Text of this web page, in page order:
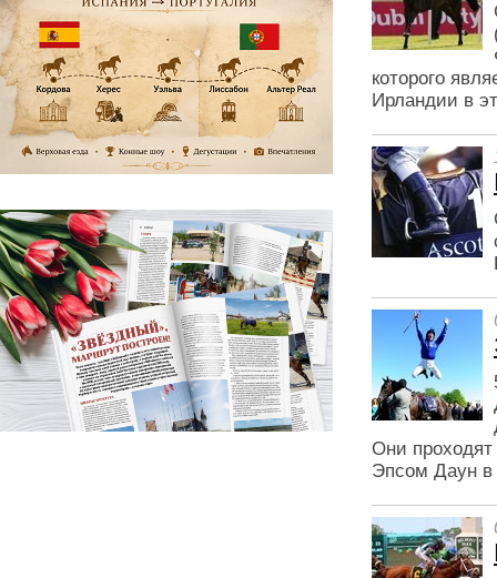
которого
Ирландии в
Они проходят
Эпсом Даун в